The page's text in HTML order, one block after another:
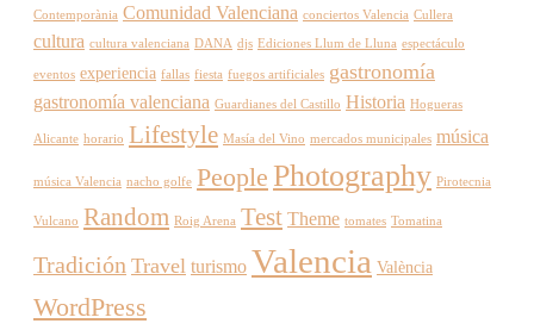
Contemporània Comunidad Valenciana conciertos Valencia Cullera
cultura cultura valenciana DANA djs Ediciones Llum de Lluna espectáculo
eventos experiencia fallas fiesta fuegos artificiales gastronomía
gastronomía valenciana Guardianes del Castillo Historia Hogueras
Alicante horario Lifestyle Masía del Vino mercados municipales música
música Valencia nacho golfe People Photography Pirotecnia
Vulcano Random Roig Arena Test Theme tomates Tomatina
Tradición Travel turismo Valencia València
WordPress